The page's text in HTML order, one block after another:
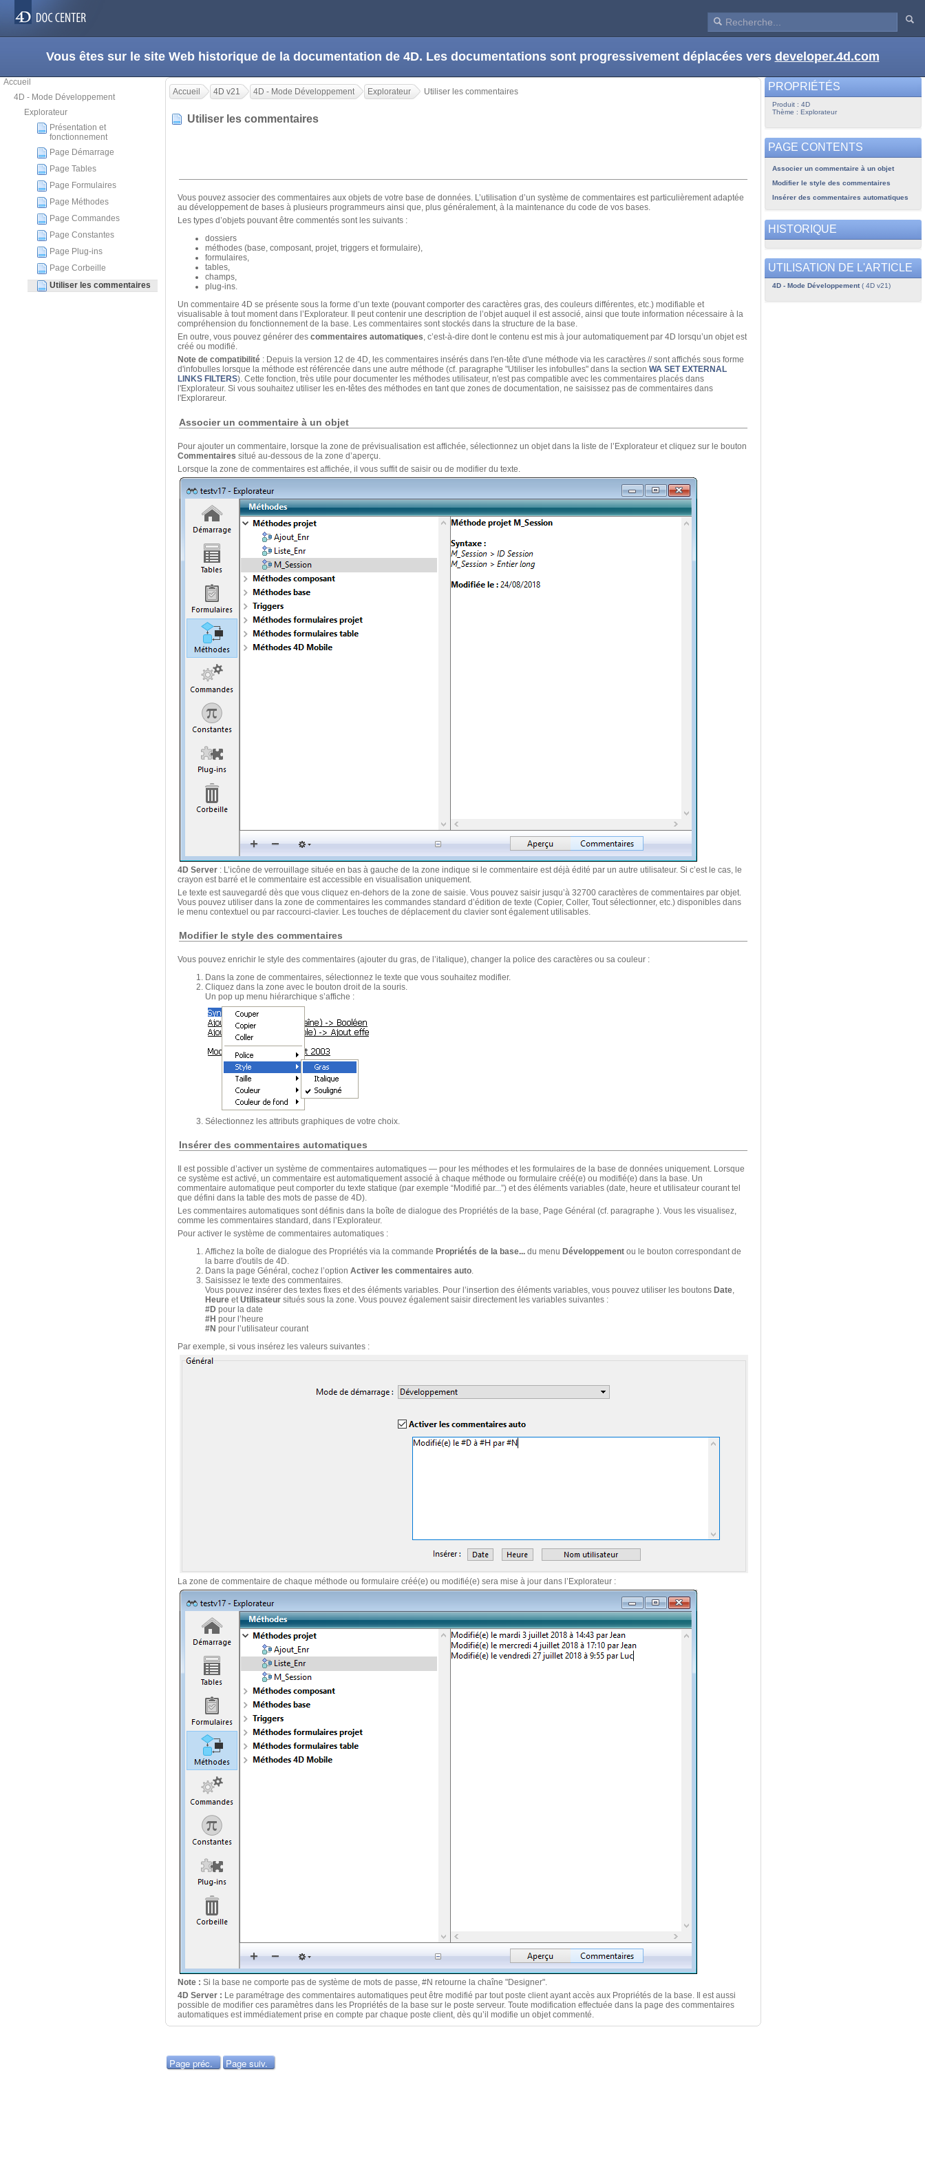
Vous êtes sur le site Web historique de la documentation de 4D. Les documentations sont progressivement déplacées vers developer.4d.com
Accueil
4D - Mode Développement
Explorateur
Présentation et
fonctionnement
Page Démarrage
Page Tables
Page Formulaires
Page Méthodes
Page Commandes
Page Constantes
Page Plug-ins
Page Corbeille
Utiliser les commentaires
Accueil 4D v21 4D - Mode Développement Explorateur Utiliser les commentaires
Utiliser les commentaires
Vous pouvez associer des commentaires aux objets de votre base de données. L’utilisation d’un système de commentaires est particulièrement adaptée
au développement de bases à plusieurs programmeurs ainsi que, plus généralement, à la maintenance du code de vos bases.
Les types d’objets pouvant être commentés sont les suivants :
dossiers
méthodes (base, composant, projet, triggers et formulaire),
formulaires,
tables,
champs,
plug-ins.
Un commentaire 4D se présente sous la forme d’un texte (pouvant comporter des caractères gras, des couleurs différentes, etc.) modifiable et
visualisable à tout moment dans l’Explorateur. Il peut contenir une description de l’objet auquel il est associé, ainsi que toute information nécessaire à la
compréhension du fonctionnement de la base. Les commentaires sont stockés dans la structure de la base.
En outre, vous pouvez générer des commentaires automatiques, c’est-à-dire dont le contenu est mis à jour automatiquement par 4D lorsqu’un objet est
créé ou modifié.
Note de compatibilité : Depuis la version 12 de 4D, les commentaires insérés dans l'en-tête d'une méthode via les caractères // sont affichés sous forme
d'infobulles lorsque la méthode est référencée dans une autre méthode (cf. paragraphe "Utiliser les infobulles" dans la section WA SET EXTERNAL
LINKS FILTERS). Cette fonction, très utile pour documenter les méthodes utilisateur, n'est pas compatible avec les commentaires placés dans
l'Explorateur. Si vous souhaitez utiliser les en-têtes des méthodes en tant que zones de documentation, ne saisissez pas de commentaires dans
l'Explorareur.
Associer un commentaire à un objet
Pour ajouter un commentaire, lorsque la zone de prévisualisation est affichée, sélectionnez un objet dans la liste de l’Explorateur et cliquez sur le bouton
Commentaires situé au-dessous de la zone d’aperçu.
Lorsque la zone de commentaires est affichée, il vous suffit de saisir ou de modifier du texte.
4D Server : L’icône de verrouillage située en bas à gauche de la zone indique si le commentaire est déjà édité par un autre utilisateur. Si c’est le cas, le
crayon est barré et le commentaire est accessible en visualisation uniquement.
Le texte est sauvegardé dès que vous cliquez en-dehors de la zone de saisie. Vous pouvez saisir jusqu’à 32700 caractères de commentaires par objet.
Vous pouvez utiliser dans la zone de commentaires les commandes standard d’édition de texte (Copier, Coller, Tout sélectionner, etc.) disponibles dans
le menu contextuel ou par raccourci-clavier. Les touches de déplacement du clavier sont également utilisables.
Modifier le style des commentaires
Vous pouvez enrichir le style des commentaires (ajouter du gras, de l’italique), changer la police des caractères ou sa couleur :
Dans la zone de commentaires, sélectionnez le texte que vous souhaitez modifier.
Cliquez dans la zone avec le bouton droit de la souris.
Un pop up menu hiérarchique s’affiche :
Sélectionnez les attributs graphiques de votre choix.
Insérer des commentaires automatiques
Il est possible d’activer un système de commentaires automatiques — pour les méthodes et les formulaires de la base de données uniquement. Lorsque
ce système est activé, un commentaire est automatiquement associé à chaque méthode ou formulaire créé(e) ou modifié(e) dans la base. Un
commentaire automatique peut comporter du texte statique (par exemple “Modifié par...”) et des éléments variables (date, heure et utilisateur courant tel
que défini dans la table des mots de passe de 4D).
Les commentaires automatiques sont définis dans la boîte de dialogue des Propriétés de la base, Page Général (cf. paragraphe ). Vous les visualisez,
comme les commentaires standard, dans l’Explorateur.
Pour activer le système de commentaires automatiques :
Affichez la boîte de dialogue des Propriétés via la commande Propriétés de la base... du menu Développement ou le bouton correspondant de
la barre d'outils de 4D.
Dans la page Général, cochez l’option Activer les commentaires auto.
Saisissez le texte des commentaires.
Vous pouvez insérer des textes fixes et des éléments variables. Pour l’insertion des éléments variables, vous pouvez utiliser les boutons Date,
Heure etUtilisateur situés sous la zone. Vous pouvez également saisir directement les variables suivantes :
#D pour la date
#H pour l’heure
#N pour l’utilisateur courant
Par exemple, si vous insérez les valeurs suivantes :
La zone de commentaire de chaque méthode ou formulaire créé(e) ou modifié(e) sera mise à jour dans l’Explorateur :
Note : Si la base ne comporte pas de système de mots de passe, #N retourne la chaîne "Designer".
4D Server : Le paramétrage des commentaires automatiques peut être modifié par tout poste client ayant accès aux Propriétés de la base. Il est aussi
possible de modifier ces paramètres dans les Propriétés de la base sur le poste serveur. Toute modification effectuée dans la page des commentaires
automatiques est immédiatement prise en compte par chaque poste client, dès qu’il modifie un objet commenté.
Page préc. Page suiv.
PROPRIÉTÉS
Produit : 4D
Thème : Explorateur
PAGE CONTENTS
Associer un commentaire à un objet
Modifier le style des commentaires
Insérer des commentaires automatiques
HISTORIQUE
UTILISATION DE L'ARTICLE
4D - Mode Développement( 4D v21)